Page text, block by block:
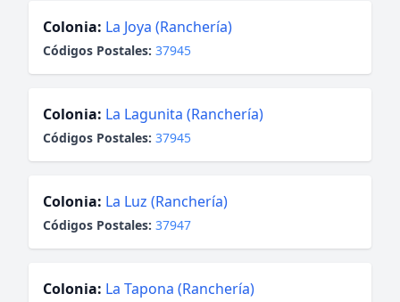
Colonia: La Joya (Ranchería)
Códigos Postales: 37945
Colonia: La Lagunita (Ranchería)
Códigos Postales: 37945
Colonia: La Luz (Ranchería)
Códigos Postales: 37947
Colonia: La Tapona (Ranchería)